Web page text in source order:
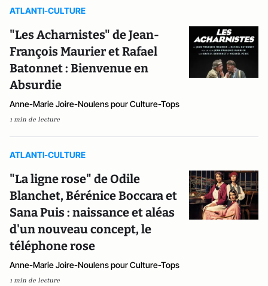
ATLANTI-CULTURE
"Les Acharnistes" de Jean-
François Maurier et Rafael
Batonnet : Bienvenue en
Absurdie
Anne-Marie Joire-Noulens pour Culture-Tops
1 min de lecture
ATLANTI-CULTURE
"La ligne rose" de Odile
Blanchet, Bérénice Boccara et
Sana Puis : naissance et aléas
d'un nouveau concept, le
téléphone rose
Anne-Marie Joire-Noulens pour Culture-Tops
1 min de lecture